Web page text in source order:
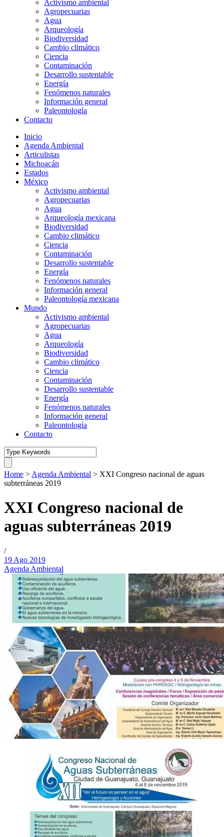
Activismo ambiental
Agropecuarias
Agua
Arqueología
Biodiversidad
Cambio climático
Ciencia
Contaminación
Desarrollo sustentable
Energía
Fenómenos naturales
Información general
Paleontología
Contacto
Inicio
Agenda Ambiental
Articulistas
Michoacán
Estados
México
Activismo ambiental
Agropecuarias
Agua
Arqueología mexicana
Biodiversidad
Cambio climático
Ciencia
Contaminación
Desarrollo sustentable
Energía
Fenómenos naturales
Información general
Paleontología mexicana
Mundo
Activismo ambiental
Agropecuarias
Agua
Arqueología
Biodiversidad
Cambio climático
Ciencia
Contaminación
Desarrollo sustentable
Energía
Fenómenos naturales
Información general
Paleontología
Contacto
Home > Agenda Ambiental > XXI Congreso nacional de aguas
subterráneas 2019
XXI Congreso nacional de
aguas subterráneas 2019
/
19 Ago 2019
Agenda Ambiental